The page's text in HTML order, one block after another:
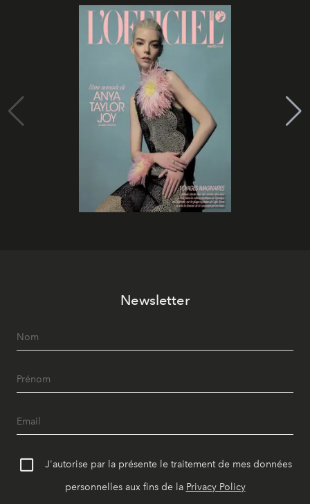
Newsletter
J'autorise par la présente le traitement de mes données
personnelles aux fins de la Privacy Policy